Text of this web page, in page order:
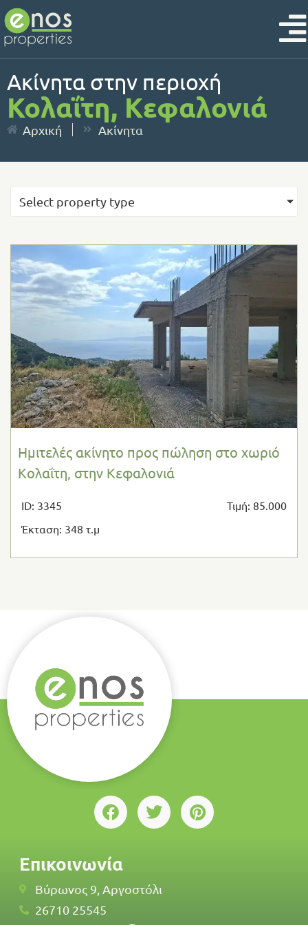
Ακίνητα στην περιοχή
Κολαΐτη, Κεφαλονιά
Αρχική Ακίνητα
Select property type
Ημιτελές ακίνητο προς πώληση στο χωριό
Κολαΐτη, στην Κεφαλονιά
ID: 3345
Τιμή: 85.000
Έκταση: 348 τ.μ
Επικοινωνία
Βύρωνος 9, Αργοστόλι
26710 25545